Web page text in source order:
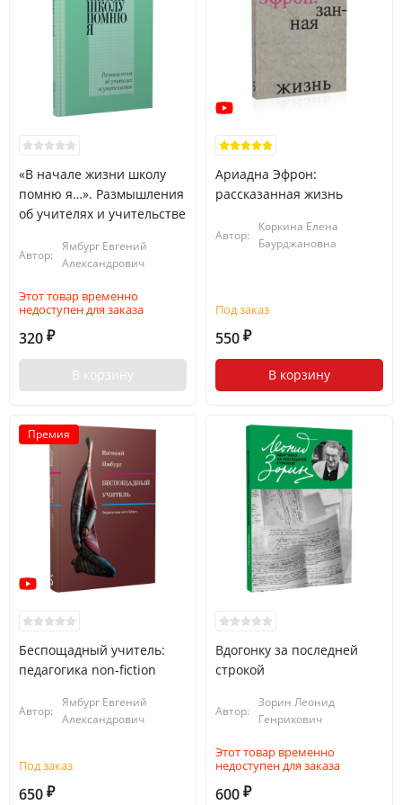
«В начале жизни школу
помню я…». Размышления
об учителях и учительстве
Автор:
Ямбург Евгений
Александрович
Этот товар временно
недоступен для заказа
320 ₽
В корзину
Ариадна Эфрон:
рассказанная жизнь
Автор:
Коркина Елена
Баурджановна
Под заказ
550 ₽
В корзину
Премия
Беспощадный учитель:
педагогика non-fiction
Автор:
Ямбург Евгений
Александрович
Под заказ
650 ₽
Вдогонку за последней
строкой
Автор:
Зорин Леонид
Генрихович
Этот товар временно
недоступен для заказа
600 ₽